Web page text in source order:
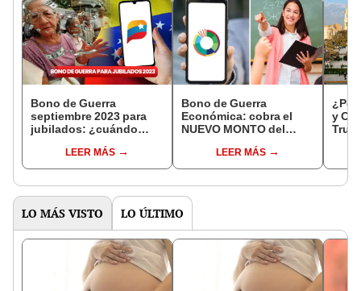
Bono de Guerra
septiembre 2023 para
jubilados: ¿cuándo
por Patria?LEER MÁS
Bono de Guerra
Económica: cobra el
NUEVO MONTO del
LEER MÁS
¿Por
y
LO MÁS VISTO LO ÚLTIMO